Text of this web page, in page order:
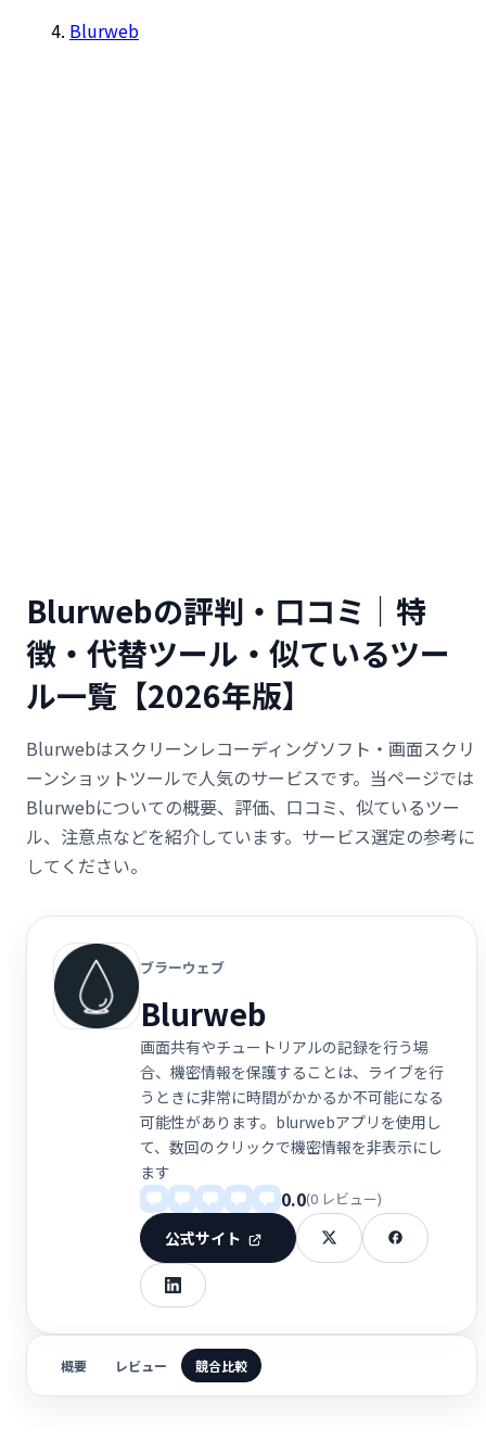
Blurweb
Blurwebの評判・口コミ｜特
徴・代替ツール・似ているツー
ル一覧【2026年版】
Blurwebはスクリーンレコーディングソフト・画面スクリ
ーンショットツールで人気のサービスです。当ページでは
Blurwebについての概要、評価、口コミ、似ているツー
ル、注意点などを紹介しています。サービス選定の参考に
してください。
ブラーウェブ
Blurweb
画面共有やチュートリアルの記録を行う場
合、機密情報を保護することは、ライブを行
うときに非常に時間がかかるか不可能になる
可能性があります。blurwebアプリを使用し
て、数回のクリックで機密情報を非表示にし
ます
0.0(0 レビュー)
公式サイト
概要 レビュー 競合比較